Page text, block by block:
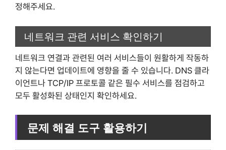
정해주세요.
네트워크 관련 서비스 확인하기
네트워크 연결과 관련된 여러 서비스들이 원활하게 작동하
지 않는다면 업데이트에 영향을 줄 수 있습니다. DNS 클라
이언트나 TCP/IP 프로토콜 같은 필수 서비스를 점검하고
모두 활성화된 상태인지 확인하세요.
문제 해결 도구 활용하기